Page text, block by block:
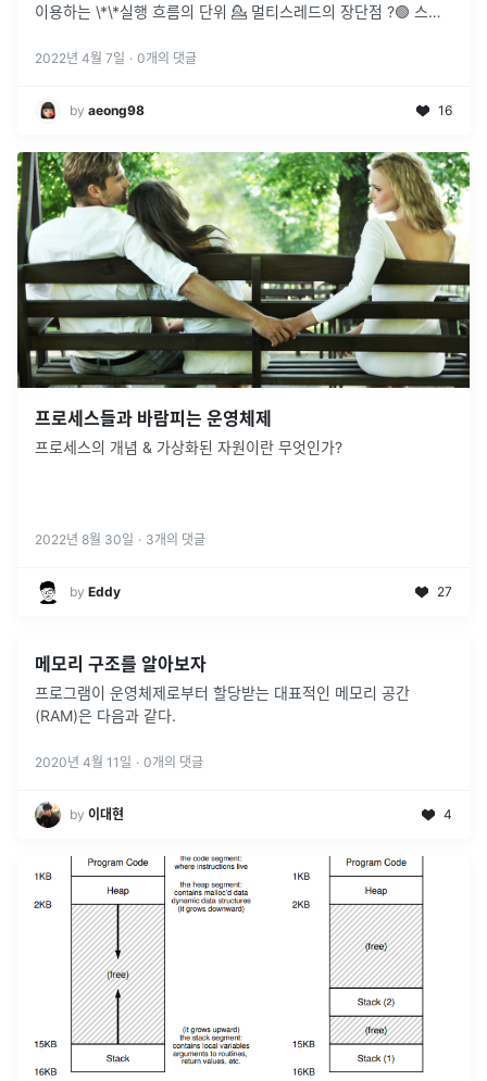
이용하는 \*\*실행 흐름의 단위 💁 멀티스레드의 장단점 ?🟢 스레
2022년 4월 7일 · 0개의 댓글
by aeong98 16
프로세스들과 바람피는 운영체제
프로세스의 개념 & 가상화된 자원이란 무엇인가?
2022년 8월 30일 · 3개의 댓글
by Eddy 27
메모리 구조를 알아보자
프로그램이 운영체제로부터 할당받는 대표적인 메모리 공간
(RAM)은 다음과 같다.
2020년 4월 11일 · 0개의 댓글
by 이대현 4